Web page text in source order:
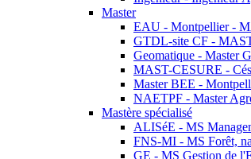
Master
EAU - Montpellier -
GTDL-site CF -
Geomatique - Master
MAST-CESURE -
Master BEE -
NAETPF - Master
Mastère spécialisé
ALISéE - MS
FNS-MI - MS Forêt,
GE - MS Gestion de